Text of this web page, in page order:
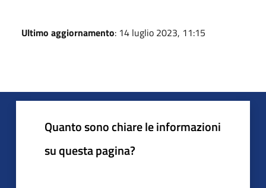
Ultimo aggiornamento: 14 luglio 2023, 11:15
Quanto sono chiare le informazioni
su questa pagina?